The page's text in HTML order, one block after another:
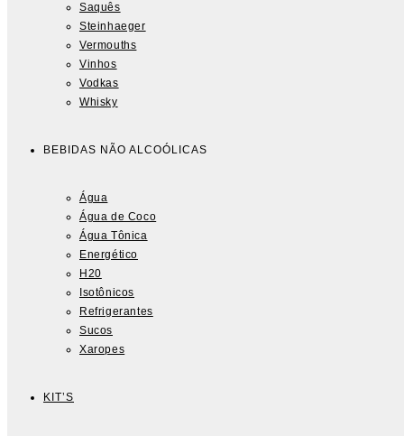
Saquês
Steinhaeger
Vermouths
Vinhos
Vodkas
Whisky
BEBIDAS NÃO ALCOÓLICAS
Água
Água de Coco
Água Tônica
Energético
H20
Isotônicos
Refrigerantes
Sucos
Xaropes
KIT’S